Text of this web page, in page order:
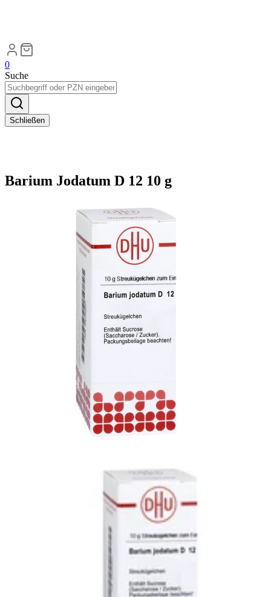
0
Suche
Schließen
Barium Jodatum D 12 10 g